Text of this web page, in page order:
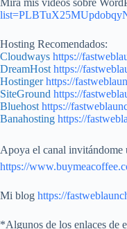
Mira mis videos sobre
Hosting Recomendados:
Cloudways https://
DreamHost https://
Hostinger https://
SiteGround https://
Bluehost https://
Banahosting https://
Apoya el canal invitándome
https://
Mi blog https://
*Algunos de los enlaces de